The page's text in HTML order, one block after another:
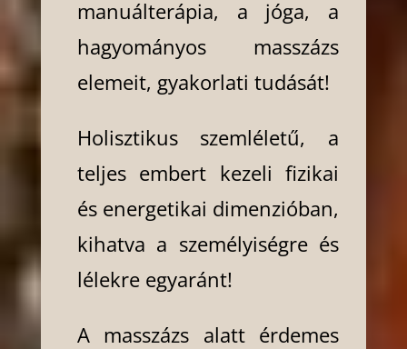
manuálterápia, a jóga, a
hagyományos masszázs
elemeit, gyakorlati tudását!
Holisztikus szemléletű, a
teljes embert kezeli fizikai
és energetikai dimenzióban,
kihatva a személyiségre és
lélekre egyaránt!
A masszázs alatt érdemes